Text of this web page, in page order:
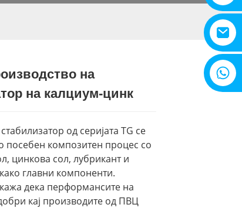
на
на калциум-цинк
од серијата TG се
посебен композитен процес со
цинкова сол, лубрикант и
главни компоненти.
дека перформансите на
кај производите од ПВЦ